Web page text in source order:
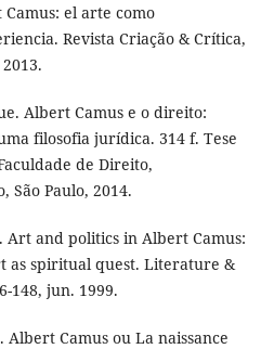
el arte como
Revista Criação & Crítica,
Albert Camus e o direito:
filosofia jurídica. 314 f. Tese
de Direito,
São Paulo, 2014.
Art and politics in Albert Camus:
as spiritual quest. Literature &
148, jun. 1999.
Albert Camus ou La naissance